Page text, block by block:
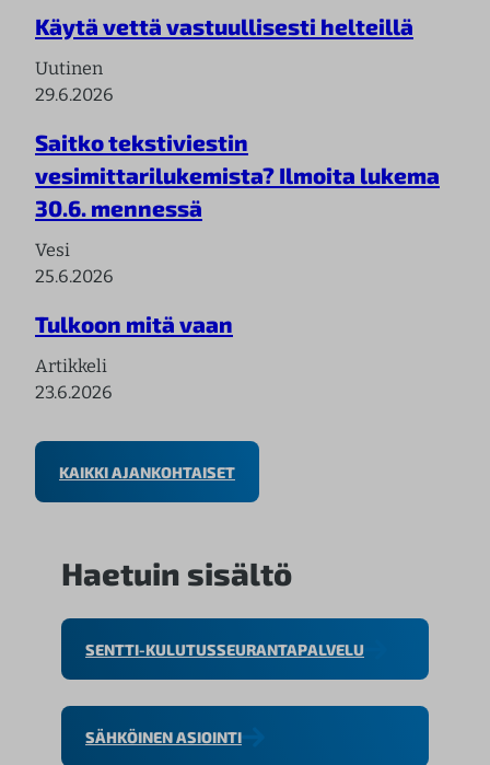
Käytä vettä vastuullisesti helteillä
Uutinen
29.6.2026
Saitko tekstiviestin
vesimittarilukemista? Ilmoita lukema
30.6. mennessä
Vesi
25.6.2026
Tulkoon mitä vaan
Artikkeli
23.6.2026
KAIKKI AJANKOHTAISET
Haetuin sisältö
SENTTI-KULUTUSSEURANTAPALVELU
SÄHKÖINEN ASIOINTI